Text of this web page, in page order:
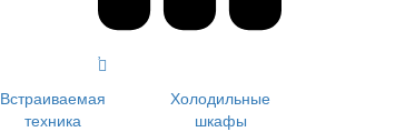
Встраиваемая
техника
Холодильные
шкафы